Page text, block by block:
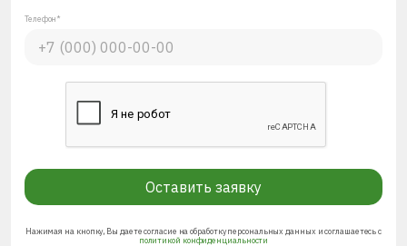
Телефон*
Оставить заявку
Нажимая на кнопку, Вы даете согласие на обработку персональных данных и соглашаетесь с
политикой конфиденциальности